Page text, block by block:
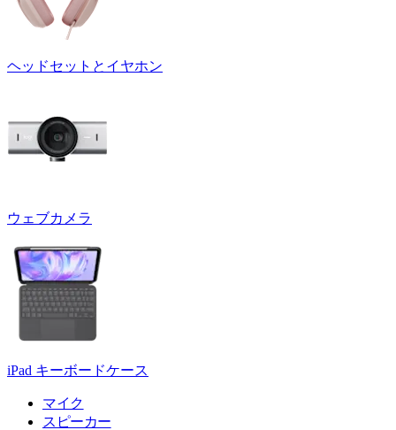
ヘッドセットとイヤホン
ウェブカメラ
iPad キーボードケース
マイク
スピーカー